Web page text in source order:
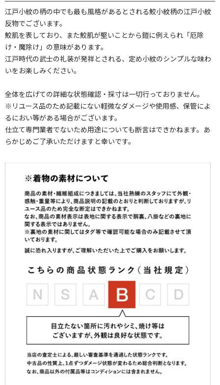
江戸小紋の柄の中でも最も風格があるとされる鮫小紋柄の江戸小紋
反物でございます。
鮫肌を表しており、また鮫肌が堅いことから鎧に例えられ「厄除
け・魔除け」の意味があります。
江戸時代の武士の礼装が発祥とされる、定め小紋のシンプルな味わ
いをお楽しみください。
全体を広げての詳細な状態確認・採寸は一切行っておりません。
※リユース品のため記載にない軽微なダメージや使用感、保管によ
るにおい等がある場合がございます。
仕立て専門業者でないため用途についても断言はできかねます。あ
らかじめご了承いただけますと幸いです。